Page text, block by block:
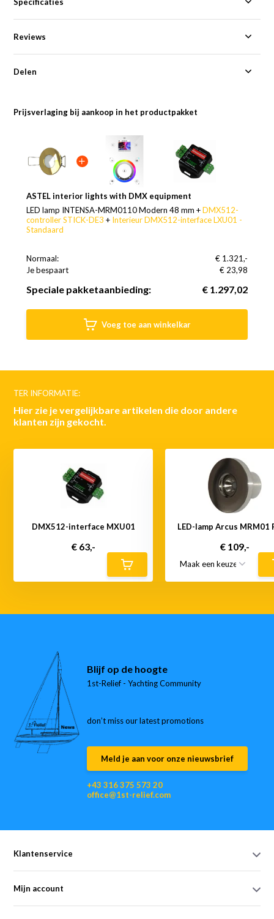
Prijsverlaging bij aankoop in het productpakket
ASTEL interior lights with DMX equipment
LED lamp INTENSA-MRM0110 Modern 48 mm +DMX512-
controller STICK-DE3 + Interieur DMX512-interface LXU01 -
Standaard
Normaal:
€ 1.321,-
Je bespaart
€ 23,98
Speciale pakketaanbieding: € 1.297,02
Voeg toe aan winkelkar
Reviews
Delen
TER INFORMATIE:
Hier zie je vergelijkbare artikelen die door andere
klanten zijn gekocht.
DMX512-interface MXU01
€ 63,-
LED-lamp Arcus MRM01
€ 109,-
Blijf op de hoogte
1st-Relief - Yachting Community
don’t miss our latest promotions
Meld je aan voor onze nieuwsbrief
+43 316 375 573 20
office@1st-relief.com
Klantenservice
Mijn account